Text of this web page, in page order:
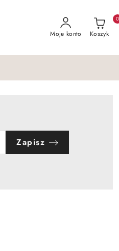
Moje konto Koszyk
0
Zapisz